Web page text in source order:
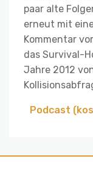
paar alte
erneut mit
Kommentar
das Survival-
Jahre 2012
Podcast